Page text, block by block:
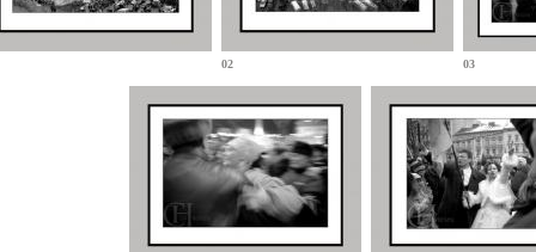
02 03